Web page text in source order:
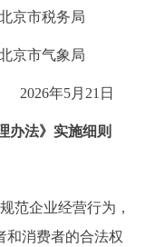
局北京市税务局
京市气象局
2026年5月21日
办法》实施细则
企业经营行为，
和消费者的合法权